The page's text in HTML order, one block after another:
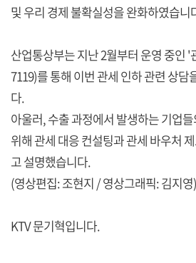
및 우리 경제 불확실성을 완화하였습니
산업통상부는 지난 2월부터 운영 중인
7119)를 통해 이번 관세 인하 관련 상담
다.
아울러, 수출 과정에서 발생하는 기업
위해 관세 대응 컨설팅과 관세 바우처
고 설명했습니다.
(영상편집: 조현지 / 영상그래픽: 김지영)
KTV 문기혁입니다.